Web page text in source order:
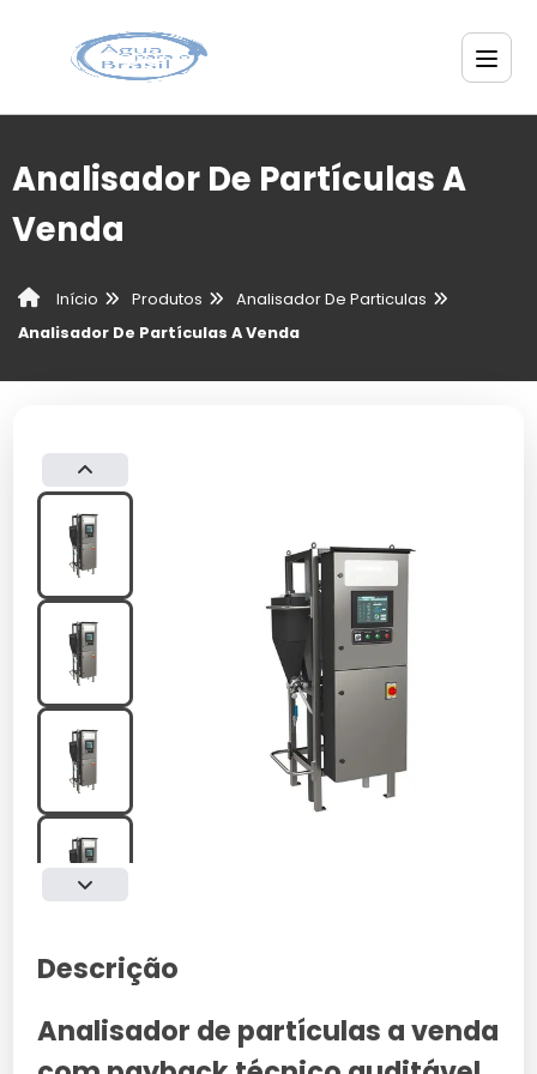
Analisador De Partículas A
Venda
Início Produtos
Analisador De Particulas
Analisador De Partículas A Venda
Descrição
Analisador de partículas a venda